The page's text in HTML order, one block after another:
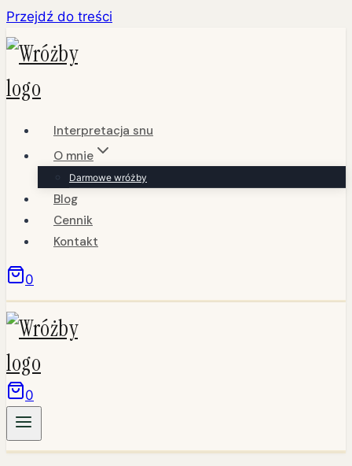
Przejdź do treści
Interpretacja snu
O mnie
Darmowe wróżby
Blog
Cennik
Kontakt
0
0